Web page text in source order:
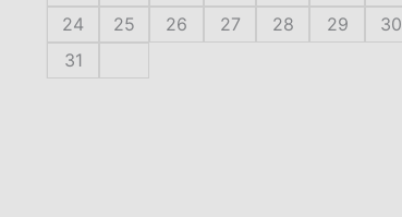
24
25 26 27 28 29
30
31